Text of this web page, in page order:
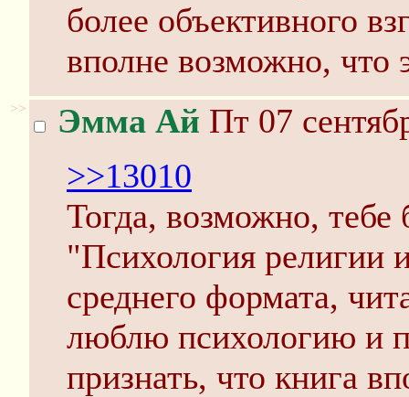
более объективного
вполне возможно, что
>> Эмма Ай Пт 07
>>13010
Тогда, возможно,
"Психология
среднего формата,
люблю психологию и
признать, что книга